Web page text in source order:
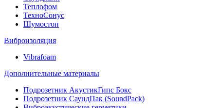
Теплофом
ТехноСонус
Шумостоп
Виброизоляция
Vibrafoam
Дополнительные материалы
Подрозетник АкустикГипс Бокс
Подрозетник СаундПак (SoundPack)